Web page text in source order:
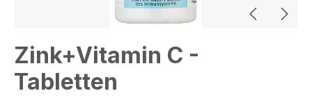
Zink+Vitamin C -
Tabletten